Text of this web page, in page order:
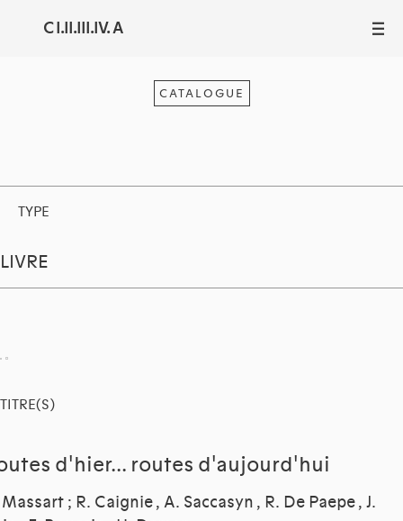
C I.II.III.IV. A III
CATALOGUE
TYPE
LIVRE
TITRE(S)
d'hier... routes d'aujourd'hui
; R. Caignie , A. Saccasyn , R. De Paepe , J.